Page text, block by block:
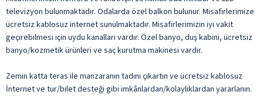
televizyon bulunmaktadır. Odalarda özel balkon bulunur. Misafirlerimize
ücretsiz kablosuz internet sunulmaktadır. Misafirlerimizin iyi vakit
geçirebilmesi için uydu kanalları vardır. Özel banyo, duş kabini, ücretsiz
banyo/kozmetik ürünleri ve saç kurutma makinesi vardır.
Zemin katta teras ile manzaranın tadını çıkartın ve ücretsiz kablosuz
İnternet ve tur/bilet desteği gibi imkânlardan/kolaylıklardan yararlanın.